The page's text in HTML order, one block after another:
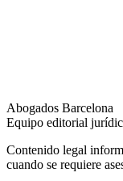
Abogados Barcelona
Equipo editorial
Contenido legal
cuando se requiere